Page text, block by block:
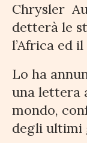
Chrysler
detterà le
l’Africa ed
Lo ha
una lettera
mondo,
degli ultimi